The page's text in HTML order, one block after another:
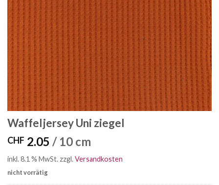
Waffeljersey Uni ziegel
CHF 2.05 / 10 cm
inkl. 8.1 % MwSt. zzgl.Versandkosten
nicht vorrätig